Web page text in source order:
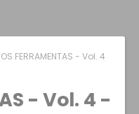
OS FERRAMENTAS - Vol. 4
- Vol. 4 -